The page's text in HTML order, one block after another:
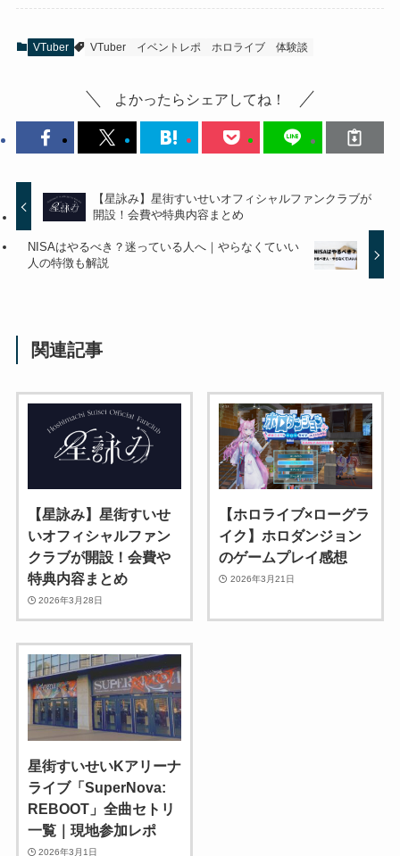
VTuber VTuber イベントレポ ホロライブ 体験談
よかったらシェアしてね！
【星詠み】星街すいせいオフィシャルファンクラブが
開設！会費や特典内容まとめ
NISAはやるべき？迷っている人へ｜やらなくていい
人の特徴も解説
関連記事
【星詠み】星街すいせ
いオフィシャルファン
クラブが開設！会費や
特典内容まとめ
2026年3月28日
【ホロライブ×ローグラ
イク】ホロダンジョン
のゲームプレイ感想
2026年3月21日
星街すいせいKアリーナ
ライブ「SuperNova:
REBOOT」全曲セトリ
一覧｜現地参加レポ
2026年3月1日